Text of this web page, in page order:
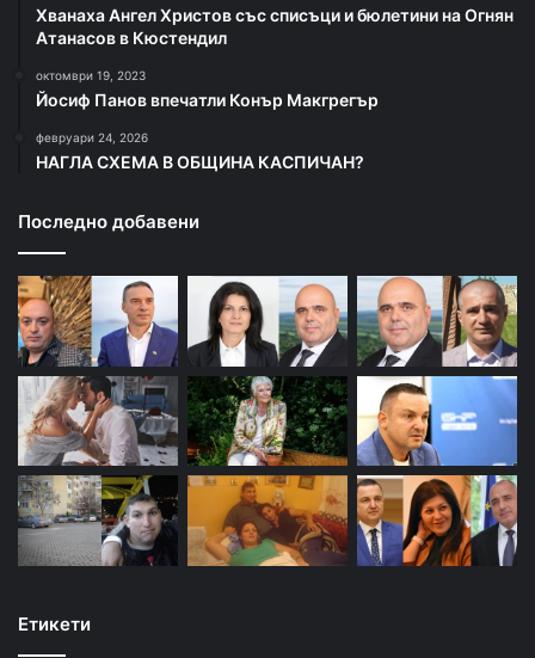
Хванаха Ангел Христов със списъци и бюлетини на Огнян
Атанасов в Кюстендил
октомври 19, 2023
Йосиф Панов впечатли Конър Макгрегър
февруари 24, 2026
НАГЛА СХЕМА В ОБЩИНА КАСПИЧАН?
Последно добавени
Етикети